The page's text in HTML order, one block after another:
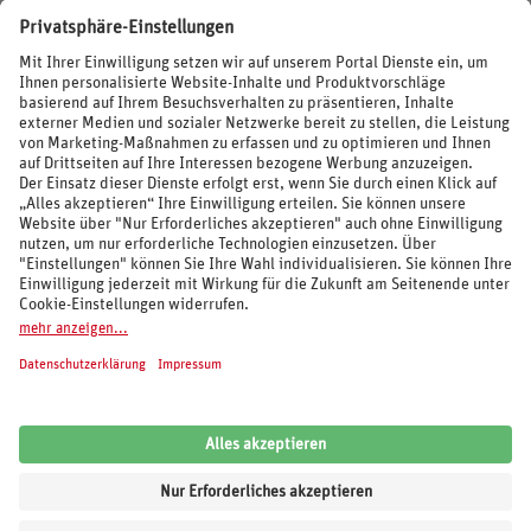
BEWERTUNGEN
SOCIAL MEDIA
REISEVERANSTALTER UND MARKEN
© 2026 REWE Reisen
Impressum
AGB Cookie-Einstellungen
Datenschutz
Unsere Inhalte: Standards und Meldung
Kundenbewertung:4,62 von5Sternen auf Grundlage von